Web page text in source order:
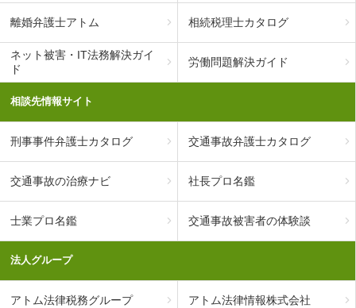
離婚弁護士アトム 相続税理士カタログ
ネット被害・IT法務解決ガイ
ド
労働問題解決ガイド
相談先情報サイト
刑事事件弁護士カタログ 交通事故弁護士カタログ
交通事故の治療ナビ 社長プロ名鑑
士業プロ名鑑 交通事故被害者の体験談
法人グループ
アトム法律税務グループ アトム法律情報株式会社